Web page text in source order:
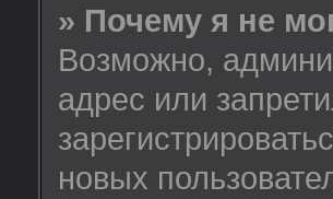
» Почему я не
Возможно,
адрес или
новых